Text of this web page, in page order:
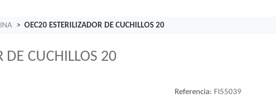
OEC20 ESTERILIZADOR DE CUCHILLOS 20
DE CUCHILLOS 20
Referencia: FI55039